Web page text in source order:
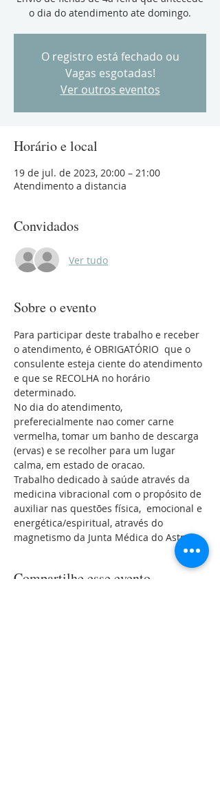
o dia do atendimento ate domingo.
O registro está fechado ou
Vagas esgotadas!
Ver outros eventos
Horário e local
19 de jul. de 2023, 20:00 – 21:00
Atendimento a distancia
Convidados
Ver tudo
Sobre o evento
Para participar deste trabalho e receber
o atendimento, é OBRIGATÓRIO  que o
consulente esteja ciente do atendimento
e que se RECOLHA no horário
determinado.
No dia do atendimento,
preferecialmente nao comer carne
vermelha, tomar um banho de descarga
(ervas) e se recolher para um lugar
calma, em estado de oracao.
Trabalho dedicado à saúde através da
medicina vibracional com o propósito de
auxiliar nas questões física,  emocional e
energética/espiritual, através do
magnetismo da Junta Médica do Astral.
Compartilhe esse evento